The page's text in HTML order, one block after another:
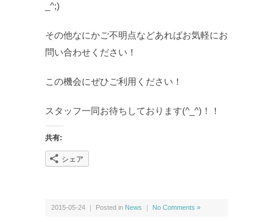
_^;)
その他なにかご不明点などあればお気軽にお
問い合わせください！
この機会にぜひご利用ください！
スタッフ一同お待ちしております(^_^)！！
共有:
シェア
2015-05-24 ｜ Posted in News No Comments »